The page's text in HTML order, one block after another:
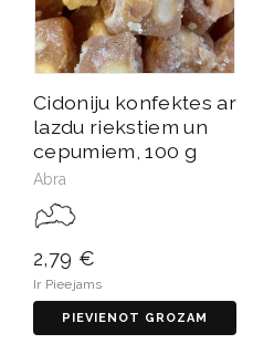
Cidoniju konfektes ar
lazdu riekstiem un
cepumiem, 100 g
Abra
2,79 €
Ir Pieejams
PIEVIENOT GROZAM